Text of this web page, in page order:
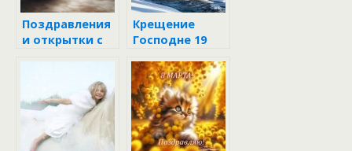
Поздравления
и открытки с
Крещение
Господне 19
традиции и
что нельзя
делать в
праздник